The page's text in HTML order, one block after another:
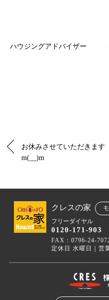
ハウジングアドバイザー
お休みさせていただきます
m(__)m
クレスの家
フリーダイヤル
0120-171-903
FAX：0796-24-
定休日 水曜日｜営